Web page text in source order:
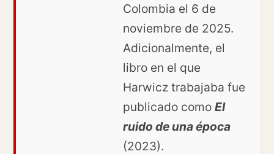
Colombia el 6 de
noviembre de 2025.
Adicionalmente, el
libro en el que
Harwicz trabajaba fue
publicado como El
ruido de una época
(2023).